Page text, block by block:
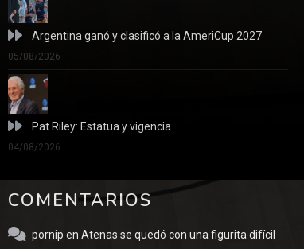
Argentina ganó y clasificó a la AmeriCup 2027
05/08/2026
Pat Riley: Estatua y vigencia
04/08/2026
COMENTARIOS
pornip en Atenas se quedó con una figurita difícil